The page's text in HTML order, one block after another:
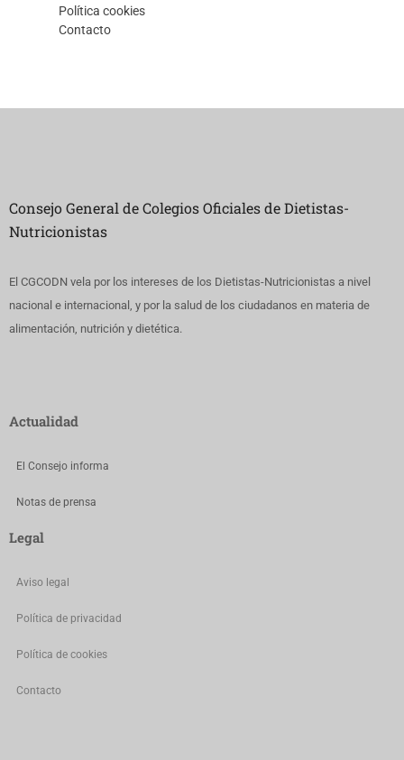
Política cookies
Contacto
Consejo General de Colegios Oficiales de Dietistas-
Nutricionistas
El CGCODN vela por los intereses de los Dietistas-Nutricionistas a nivel
nacional e internacional, y por la salud de los ciudadanos en materia de
alimentación, nutrición y dietética.
Actualidad
El Consejo informa
Notas de prensa
Legal
Aviso legal
Política de privacidad
Política de cookies
Contacto